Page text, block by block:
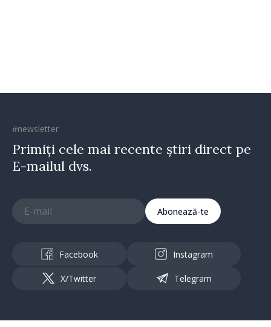
#newsletter
Primiți cele mai recente știri direct pe
E-mailul dvs.
Abonează-te
Facebook Instagram
X/Twitter Telegram